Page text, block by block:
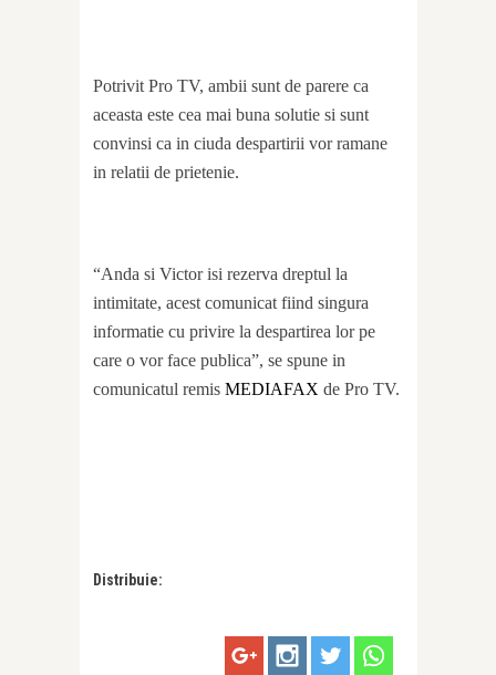
Potrivit Pro TV, ambii sunt de parere ca
aceasta este cea mai buna solutie si sunt
convinsi ca in ciuda despartirii vor ramane
in relatii de prietenie.
“Anda si Victor isi rezerva dreptul la
intimitate, acest comunicat fiind singura
informatie cu privire la despartirea lor pe
care o vor face publica”, se spune in
comunicatul remis MEDIAFAX de Pro TV.
Distribuie: